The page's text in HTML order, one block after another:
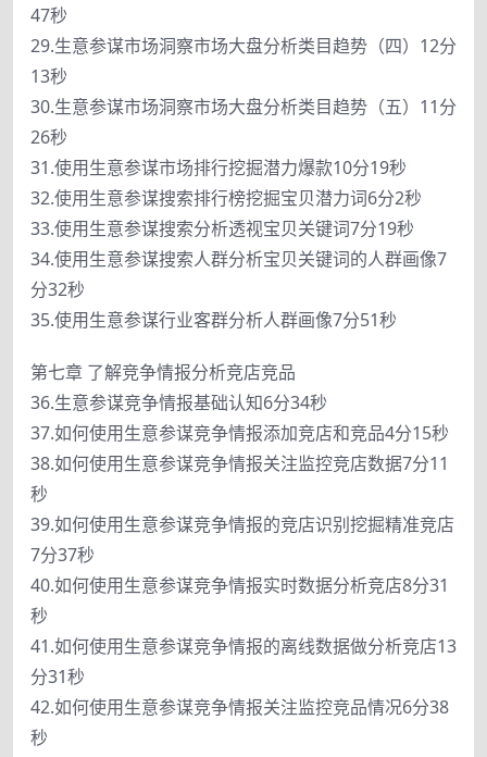
47秒
29.生意参谋市场洞察市场大盘分析类目趋势（四）12分
13秒
30.生意参谋市场洞察市场大盘分析类目趋势（五）11分
26秒
31.使用生意参谋市场排行挖掘潜力爆款10分19秒
32.使用生意参谋搜索排行榜挖掘宝贝潜力词6分2秒
33.使用生意参谋搜索分析透视宝贝关键词7分19秒
34.使用生意参谋搜索人群分析宝贝关键词的人群画像7
分32秒
35.使用生意参谋行业客群分析人群画像7分51秒
第七章 了解竞争情报分析竞店竞品
36.生意参谋竞争情报基础认知6分34秒
37.如何使用生意参谋竞争情报添加竞店和竞品4分15秒
38.如何使用生意参谋竞争情报关注监控竞店数据7分11
秒
39.如何使用生意参谋竞争情报的竞店识别挖掘精准竞店
7分37秒
40.如何使用生意参谋竞争情报实时数据分析竞店8分31
秒
41.如何使用生意参谋竞争情报的离线数据做分析竞店13
分31秒
42.如何使用生意参谋竞争情报关注监控竞品情况6分38
秒